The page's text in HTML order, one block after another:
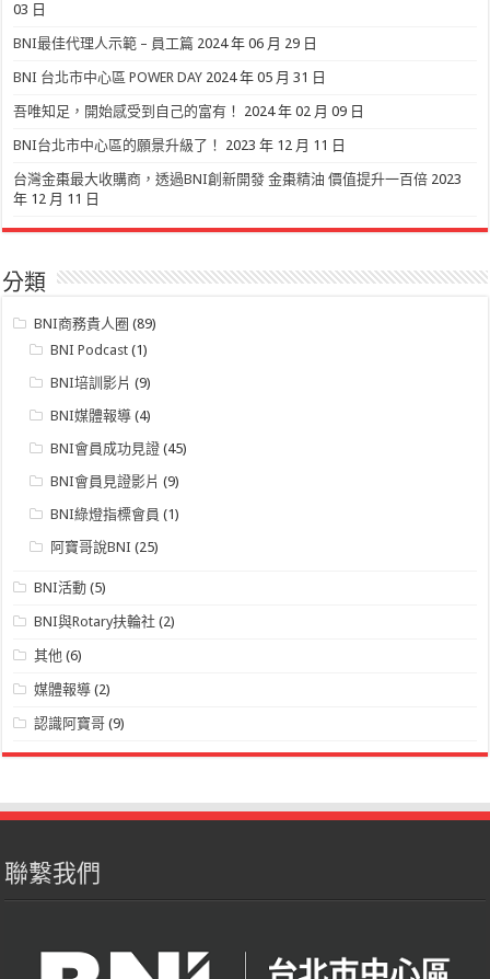
03 日
BNI最佳代理人示範 – 員工篇 2024 年 06 月 29 日
BNI 台北市中心區 POWER DAY 2024 年 05 月 31 日
吾唯知足，開始感受到自己的富有！ 2024 年 02 月 09 日
BNI台北市中心區的願景升級了！ 2023 年 12 月 11 日
台灣金棗最大收購商，透過BNI創新開發 金棗精油 價值提升一百倍 2023
年 12 月 11 日
分類
BNI商務貴人圈 (89)
BNI Podcast (1)
BNI培訓影片 (9)
BNI媒體報導 (4)
BNI會員成功見證 (45)
BNI會員見證影片 (9)
BNI綠燈指標會員 (1)
阿寶哥說BNI (25)
BNI活動 (5)
BNI與Rotary扶輪社 (2)
其他 (6)
媒體報導 (2)
認識阿寶哥 (9)
聯繫我們